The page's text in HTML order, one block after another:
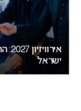
הבא